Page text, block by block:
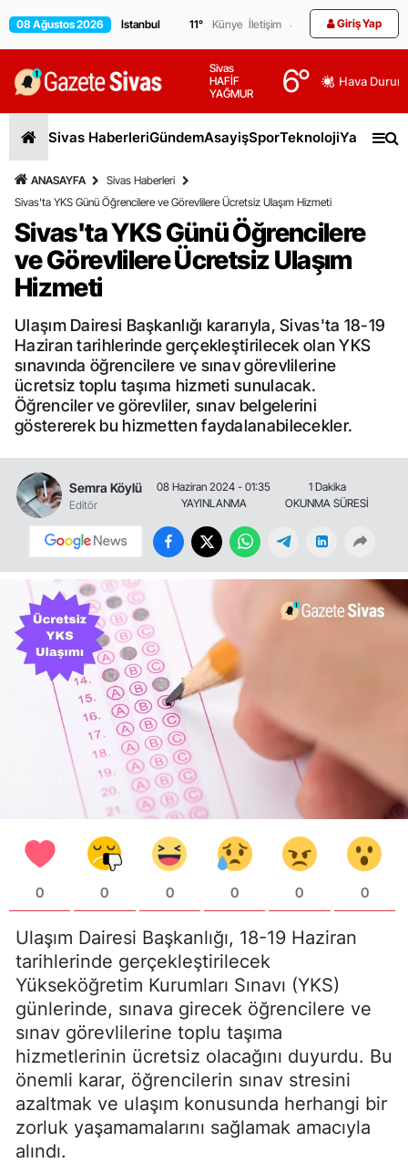
08 Ağustos 2026 11° Künye İletişim Giriş Yap
Sivas
HAFİF
YAĞMUR
6° Hava
Sivas HaberleriGündemAsayişSporTeknolojiYaşam
ANASAYFA
Sivas Haberleri
Sivas'ta YKS Günü Öğrencilere ve Görevlilere Ücretsiz Ulaşım Hizmeti
Sivas'ta YKS Günü Öğrencilere
ve Görevlilere Ücretsiz Ulaşım
Hizmeti
Ulaşım Dairesi Başkanlığı kararıyla, Sivas'ta 18-19
Haziran tarihlerinde gerçekleştirilecek olan YKS
sınavında öğrencilere ve sınav görevlilerine
ücretsiz toplu taşıma hizmeti sunulacak.
Öğrenciler ve görevliler, sınav belgelerini
göstererek bu hizmetten faydalanabilecekler.
Semra Köylü
Editör
08 Haziran 2024 - 01:35
YAYINLANMA
1 Dakika
OKUNMA SÜRESİ
0 0 0 0 0 0
Ulaşım Dairesi Başkanlığı, 18-19 Haziran
tarihlerinde gerçekleştirilecek
Yükseköğretim Kurumları Sınavı (YKS)
günlerinde, sınava girecek öğrencilere ve
sınav görevlilerine toplu taşıma
hizmetlerinin ücretsiz olacağını duyurdu. Bu
önemli karar, öğrencilerin sınav stresini
azaltmak ve ulaşım konusunda herhangi bir
zorluk yaşamamalarını sağlamak amacıyla
alındı.